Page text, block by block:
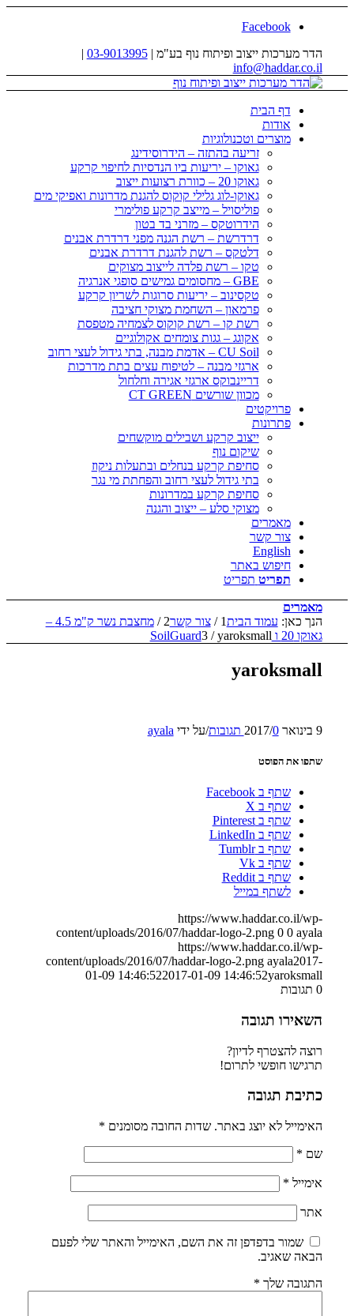
Facebook
הדר מערכות ייצוב ופיתוח נוף בע"מ |03-9013995
|
info@haddar.co.il
דף הבית
אודות
מוצרים וטכנולוגיות
זריעה בהתזה – הידרוסידינג
גאוקו – יריעות ביו הנדסיות לחיפוי קרקע
גאוקו 20 – כוורת רצועות ייצוב
גאוקו-לוג גלילי קוקוס להגנת מדרונות ואפיקי מים
פוליסויל – מייצב קרקע פולימרי
הידרוטקס – מזרני בד בטון
דרדרשת – רשת הגנה מפני דרדרת אבנים
דלטקס – רשת להגנת דרדרת אבנים
טקו – רשת פלדה לייצוב מצוקים
GBE – מחסומים גמישים סופגי אנרגיה
טקסינוב – יריעות סרוגות לשריון קרקע
פרמאון – השחמת מצוקי חציבה
רשת קו – רשת קוקוס לצמחיה מטפסת
אקוגג – גגות צומחים אקולוגיים
CU Soil – אדמת מבנה, בתי גידול לעצי רחוב
ארגזי מבנה – לטיפוח עצים בתת מדרכות
דריינבוקס ארגזי אגירה וחלחול
מכוון שורשים CT GREEN
פרויקטים
פתרונות
ייצוב קרקע ושבילים מוקשחים
שיקום נוף
סחיפת קרקע בנחלים ובתעלות ניקוז
בתי גידול לעצי רחוב והפחתת מי נגר
סחיפת קרקע במדרונות
מצוקי סלע – ייצוב והגנה
מאמרים
צור קשר
English
חיפוש באתר
תפריט תפריט
מאמרים
הנך כאן: עמוד הבית1
/ צור קשר2
/
מחצבת נשר ק"מ 4.5 –
גאוקו 20 ו SoilGuard
3 / yaroksmall
yaroksmall
9 בינואר 2017 /0 תגובות /על ידי ayala
שתפו את הפוסט
שתף ב Facebook
שתף ב X
שתף ב Pinterest
שתף ב LinkedIn
שתף ב Tumblr
שתף ב Vk
שתף ב Reddit
לשתף במייל
https://www.haddar.co.il/wp-
content/uploads/2016/07/haddar-logo-2.png 0 0 ayala
https://www.haddar.co.il/wp-
content/uploads/2016/07/haddar-logo-2.png ayala2017-
01-09 14:46:522017-01-09 14:46:52yaroksmall
0 תגובות
השאירו תגובה
רוצה להצטרף לדיון?
תרגישו חופשי לתרום!
כתיבת תגובה
האימייל לא יוצג באתר. שדות החובה מסומנים *
שם *
אימייל *
אתר
שמור בדפדפן זה את השם, האימייל והאתר שלי לפעם
הבאה שאגיב.
התגובה שלך *